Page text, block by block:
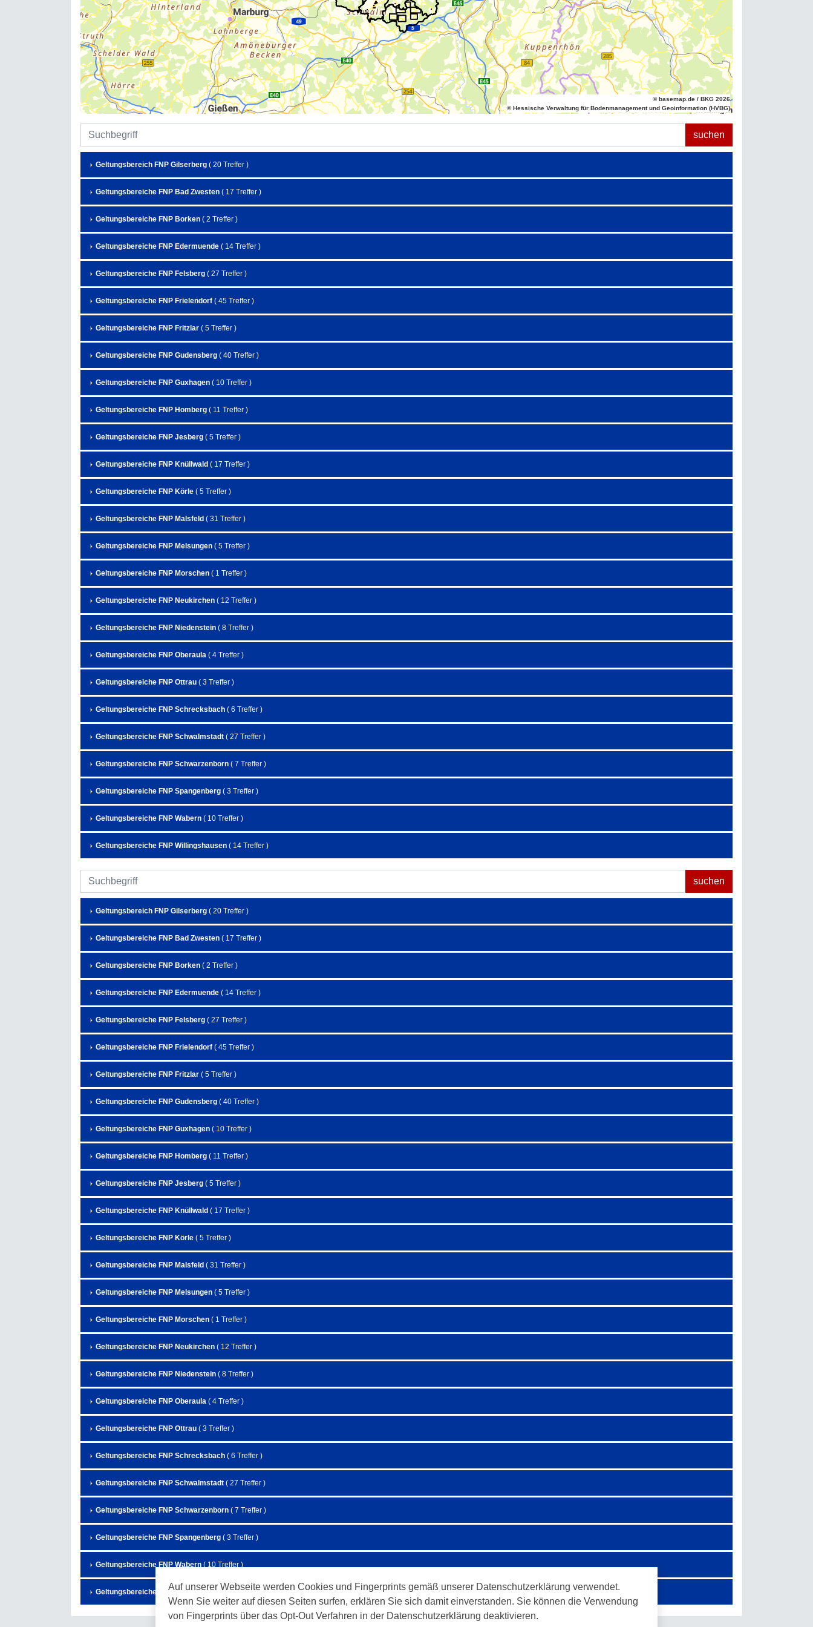
Auf unserer Webseite werden Cookies und Fingerprints gemäß unserer Datenschutzerklärung verwendet.
Wenn Sie weiter auf diesen Seiten surfen, erklären Sie sich damit einverstanden. Sie können die Verwendung
von Fingerprints über das Opt-Out Verfahren in der Datenschutzerklärung deaktivieren.
© basemap.de / BKG 2026
© Hessische Verwaltung für Bodenmanagement und Geoinformation (HVBG)
Geltungsbereich FNP Gilserberg ( 20 Treffer )
Geltungsbereiche FNP Bad Zwesten ( 17 Treffer )
Geltungsbereiche FNP Borken ( 2 Treffer )
Geltungsbereiche FNP Edermuende ( 14 Treffer )
Geltungsbereiche FNP Felsberg ( 27 Treffer )
Geltungsbereiche FNP Frielendorf ( 45 Treffer )
Geltungsbereiche FNP Fritzlar ( 5 Treffer )
Geltungsbereiche FNP Gudensberg ( 40 Treffer )
Geltungsbereiche FNP Guxhagen ( 10 Treffer )
Geltungsbereiche FNP Homberg ( 11 Treffer )
Geltungsbereiche FNP Jesberg ( 5 Treffer )
Geltungsbereiche FNP Knüllwald ( 17 Treffer )
Geltungsbereiche FNP Körle ( 5 Treffer )
Geltungsbereiche FNP Malsfeld ( 31 Treffer )
Geltungsbereiche FNP Melsungen ( 5 Treffer )
Geltungsbereiche FNP Morschen ( 1 Treffer )
Geltungsbereiche FNP Neukirchen ( 12 Treffer )
Geltungsbereiche FNP Niedenstein ( 8 Treffer )
Geltungsbereiche FNP Oberaula ( 4 Treffer )
Geltungsbereiche FNP Ottrau ( 3 Treffer )
Geltungsbereiche FNP Schrecksbach ( 6 Treffer )
Geltungsbereiche FNP Schwalmstadt ( 27 Treffer )
Geltungsbereiche FNP Schwarzenborn ( 7 Treffer )
Geltungsbereiche FNP Spangenberg ( 3 Treffer )
Geltungsbereiche FNP Wabern ( 10 Treffer )
Geltungsbereiche FNP Willingshausen ( 14 Treffer )
Geltungsbereich FNP Gilserberg ( 20 Treffer )
Geltungsbereiche FNP Bad Zwesten ( 17 Treffer )
Geltungsbereiche FNP Borken ( 2 Treffer )
Geltungsbereiche FNP Edermuende ( 14 Treffer )
Geltungsbereiche FNP Felsberg ( 27 Treffer )
Geltungsbereiche FNP Frielendorf ( 45 Treffer )
Geltungsbereiche FNP Fritzlar ( 5 Treffer )
Geltungsbereiche FNP Gudensberg ( 40 Treffer )
Geltungsbereiche FNP Guxhagen ( 10 Treffer )
Geltungsbereiche FNP Homberg ( 11 Treffer )
Geltungsbereiche FNP Jesberg ( 5 Treffer )
Geltungsbereiche FNP Knüllwald ( 17 Treffer )
Geltungsbereiche FNP Körle ( 5 Treffer )
Geltungsbereiche FNP Malsfeld ( 31 Treffer )
Geltungsbereiche FNP Melsungen ( 5 Treffer )
Geltungsbereiche FNP Morschen ( 1 Treffer )
Geltungsbereiche FNP Neukirchen ( 12 Treffer )
Geltungsbereiche FNP Niedenstein ( 8 Treffer )
Geltungsbereiche FNP Oberaula ( 4 Treffer )
Geltungsbereiche FNP Ottrau ( 3 Treffer )
Geltungsbereiche FNP Schrecksbach ( 6 Treffer )
Geltungsbereiche FNP Schwalmstadt ( 27 Treffer )
Geltungsbereiche FNP Schwarzenborn ( 7 Treffer )
Geltungsbereiche FNP Spangenberg ( 3 Treffer )
Geltungsbereiche FNP Wabern ( 10 Treffer )
Geltungsbereiche FNP Willingshausen( 14 Treffer )